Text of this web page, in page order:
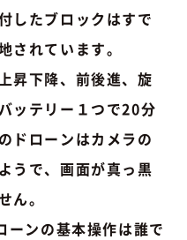
したブロックはすで
されています。
昇下降、前後進、旋
ッテリー１つで20分
ドローンはカメラの
うで、画面が真っ黒
ん。
ーンの基本操作は誰で